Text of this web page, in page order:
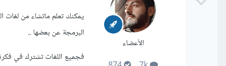
الأعضاء
يمكنك تعلم ماتشاء من لغات
البرمجة عن بعضها ..